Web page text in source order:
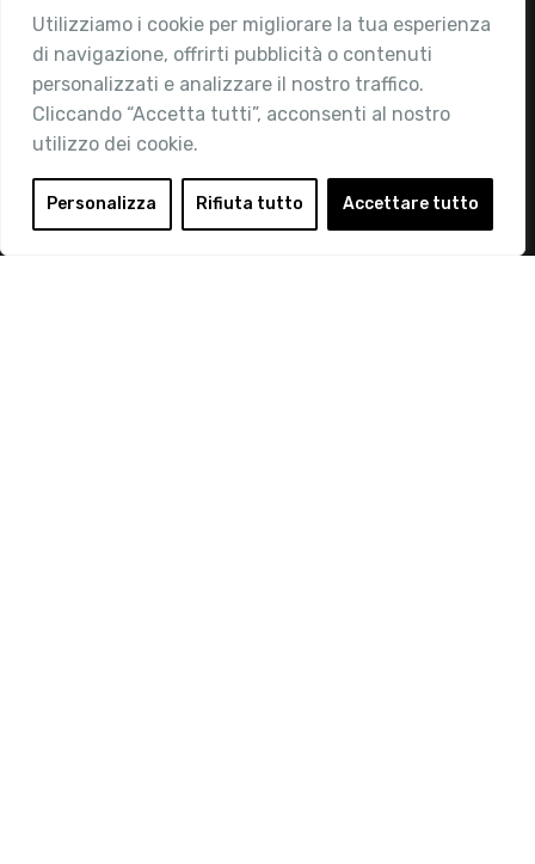
Utilizziamo i cookie per migliorare la tua esperienza
di navigazione, offrirti pubblicità o contenuti
personalizzati e analizzare il nostro traffico.
Cliccando “Accetta tutti”, acconsenti al nostro
utilizzo dei cookie.
Personalizza Rifiuta tutto Accettare tutto
Chi siamo
Attività
Contatti
Area Riservata
Login
Diventa Socio